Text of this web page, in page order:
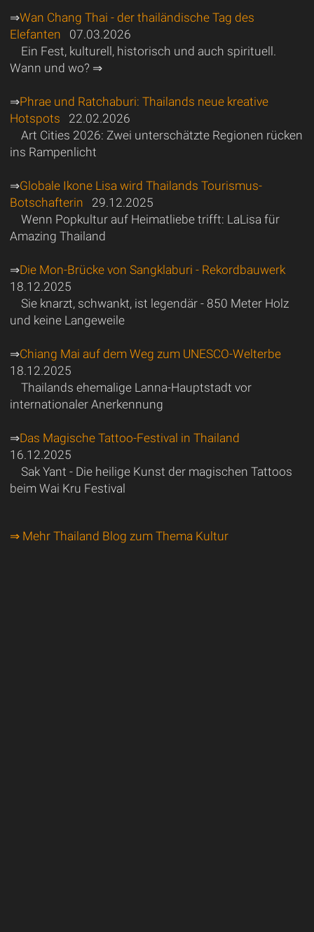
⇒Wan Chang Thai - der thailändische Tag des
Elefanten 07.03.2026
Ein Fest, kulturell, historisch und auch spirituell.
Wann und wo? ⇒
⇒Phrae und Ratchaburi: Thailands neue kreative
Hotspots 22.02.2026
Art Cities 2026: Zwei unterschätzte Regionen rücken
ins Rampenlicht
⇒Globale Ikone Lisa wird Thailands Tourismus-
Botschafterin
29.12.2025
Wenn Popkultur auf Heimatliebe trifft: LaLisa für
Amazing Thailand
⇒Die Mon-Brücke von Sangklaburi - Rekordbauwerk
18.12.2025
Sie knarzt, schwankt, ist legendär - 850 Meter Holz
und keine Langeweile
⇒Chiang Mai auf dem Weg zum UNESCO-Welterbe
18.12.2025
Thailands ehemalige Lanna-Hauptstadt vor
internationaler Anerkennung
⇒Das Magische Tattoo-Festival in Thailand
16.12.2025
Sak Yant - Die heilige Kunst der magischen Tattoos
beim Wai Kru Festival
⇒ Mehr Thailand Blog zum Thema Kultur